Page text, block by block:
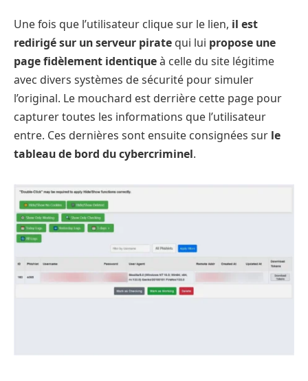
Une fois que l’utilisateur clique sur le lien, il est
redirigé sur un serveur pirate qui lui propose une
page fidèlement identiqueà celle du site légitime
avec divers systèmes de sécurité pour simuler
l’original. Le mouchard est derrière cette page pour
capturer toutes les informations que l’utilisateur
entre. Ces dernières sont ensuite consignées sur le
tableau de bord du cybercriminel.